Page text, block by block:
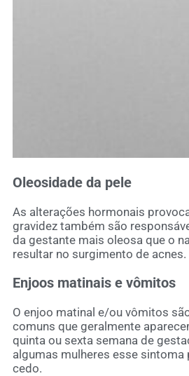
Oleosidade da pele
As alterações hormonais
gravidez também são
da gestante mais oleosa que o
resultar no surgimento de acnes.
Enjoos matinais e vômitos
O enjoo matinal e/ou vômitos
comuns que geralmente
quinta ou sexta semana de
algumas mulheres esse sintoma
cedo.